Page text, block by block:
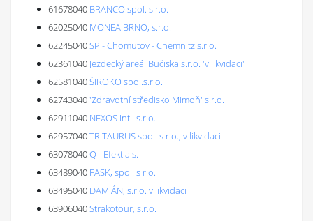
61678040 BRANCO spol. s r.o.
62025040 MONEA BRNO, s.r.o.
62245040SP - Chomutov - Chemnitz s.r.o.
62361040 Jezdecký areál Bučiska s.r.o. 'v likvidaci'
62581040ŠIROKO spol.s.r.o.
62743040'Zdravotní středisko Mimoň' s.r.o.
62911040 NEXOS Intl. s.r.o.
62957040TRITAURUS spol. s r.o., v likvidaci
63078040Q - Efekt a.s.
63489040 FASK, spol. s r.o.
63495040 DAMIÁN, s.r.o. v likvidaci
63906040Strakotour, s.r.o.